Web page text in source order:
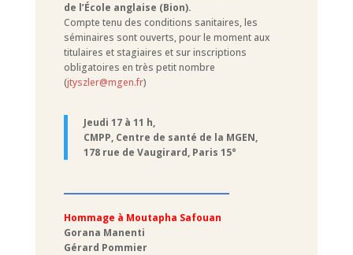
de l’École anglaise (Bion).
Compte tenu des conditions sanitaires, les
séminaires sont ouverts, pour le moment aux
titulaires et stagiaires et sur inscriptions
obligatoires en très petit nombre
(jtyszler@mgen.fr)
Jeudi 17 à 11 h,
CMPP, Centre de santé de la MGEN,
178 rue de Vaugirard, Paris 15°
–––––––––––––––––––––
Hommage à Moutapha Safouan
Gorana Manenti
Gérard Pommier